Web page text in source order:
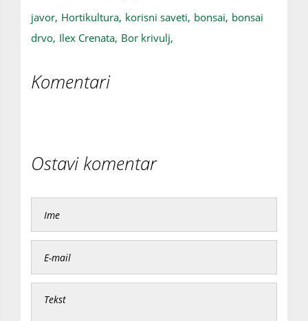
javor, Hortikultura, korisni saveti, bonsai, bonsai
drvo, Ilex Crenata, Bor krivulj,
Komentari
Ostavi komentar